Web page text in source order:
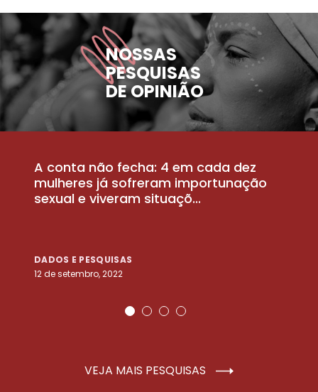
NOSSAS
PESQUISAS
DE OPINIÃO
A conta não fecha: 4 em cada dez
mulheres já sofreram importunação
sexual e viveram situaçõ...
DADOS E PESQUISAS
12 de setembro, 2022
VEJA MAIS PESQUISAS